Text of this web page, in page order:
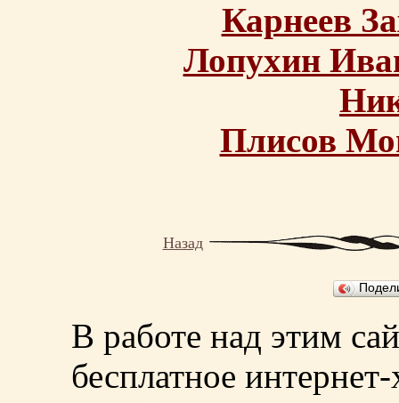
Карнеев
Лопухин
Плисов
Назад
В работе над этим
бесплатное